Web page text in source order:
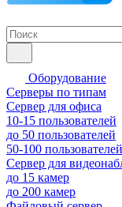
Оборудование
Серверы по типам
Сервер для офиса
10-15 пользователей
до 50 пользователей
50-100 пользователей
Сервер для
до 15 камер
до 200 камер